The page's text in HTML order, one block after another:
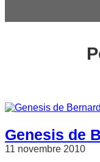
Genesis de
11 novembre 2010